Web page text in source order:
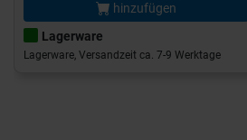
hinzufügen
Lagerware
Lagerware, Versandzeit ca. 7-9 Werktage